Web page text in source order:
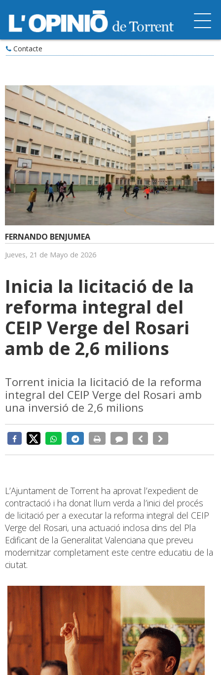
Contacte
FERNANDO BENJUMEA
Jueves, 21 de Mayo de 2026
Inicia la licitació de la
reforma integral del
CEIP Verge del Rosari
amb de 2,6 milions
Torrent inicia la licitació de la reforma
integral del CEIP Verge del Rosari amb
una inversió de 2,6 milions
L’Ajuntament de Torrent ha aprovat l’expedient de
contractació i ha donat llum verda a l’inici del procés
de licitació per a executar la reforma integral del CEIP
Verge del Rosari, una actuació inclosa dins del Pla
Edificant de la Generalitat Valenciana que preveu
modernitzar completament este centre educatiu de la
ciutat.